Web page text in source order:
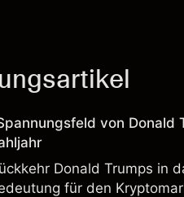
von Donald
Donald Trumps in
für den